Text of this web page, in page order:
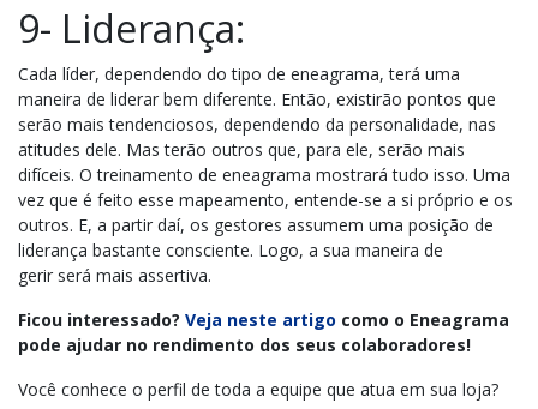
9- Liderança:
Cada líder, dependendo do tipo de eneagrama, terá uma
maneira de liderar bem diferente. Então, existirão pontos que
serão mais tendenciosos, dependendo da personalidade, nas
atitudes dele. Mas terão outros que, para ele, serão mais
difíceis. O treinamento de eneagrama mostrará tudo isso. Uma
vez que é feito esse mapeamento, entende-se a si próprio e os
outros. E, a partir daí, os gestores assumem uma posição de
liderança bastante consciente. Logo, a sua maneira de
gerir será mais assertiva.
Ficou interessado? Veja neste artigo como o Eneagrama
pode ajudar no rendimento dos seus colaboradores!
Você conhece o perfil de toda a equipe que atua em sua loja?